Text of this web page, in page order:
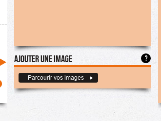
41,80 €TTC
Ajouter une image ?
Parcourir vos images